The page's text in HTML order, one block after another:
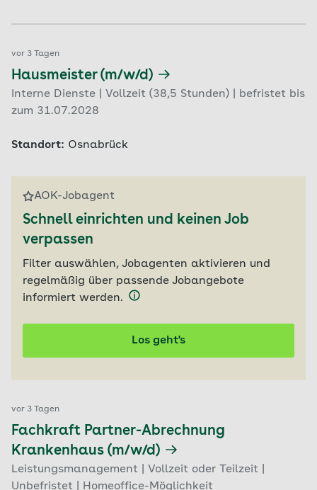
vor 3 Tagen
Hausmeister (m/w/d)
Interne Dienste | Vollzeit (38,5 Stunden) | befristet bis
zum 31.07.2028
Standort: Osnabrück
AOK-Jobagent
Schnell einrichten und keinen Job
verpassen
Filter auswählen, Jobagenten aktivieren und
regelmäßig über passende Jobangebote
informiert werden.
Los geht's
vor 3 Tagen
Fachkraft Partner-Abrechnung
Krankenhaus (m/w/d)
Leistungsmanagement | Vollzeit oder Teilzeit |
Unbefristet | Homeoffice-Möglichkeit